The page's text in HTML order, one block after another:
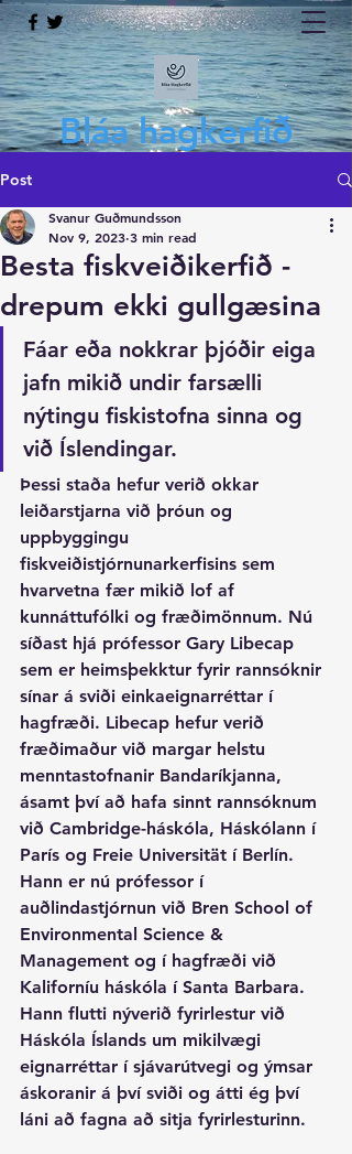
Bláa hagkerfið
Post
Besta fiskveiðikerfið -
drepum ekki gullgæsina
Svanur Guðmundsson
Nov 9, 2023 3 min read
Fáar eða nokkrar þjóðir eiga
jafn mikið undir farsælli
nýtingu fiskistofna sinna og
við Íslendingar.
Þessi staða hefur verið okkar
leiðarstjarna við þróun og
uppbyggingu
fiskveiðistjórnunarkerfisins sem
hvarvetna fær mikið lof af
kunnáttufólki og fræðimönnum. Nú
síðast hjá prófessor Gary Libecap
sem er heimsþekktur fyrir rannsóknir
sínar á sviði einkaeignarréttar í
hagfræði. Libecap hefur verið
fræðimaður við margar helstu
menntastofnanir Bandaríkjanna,
ásamt því að hafa sinnt rannsóknum
við Cambridge-háskóla, Háskólann í
París og Freie Universität í Berlín.
Hann er nú prófessor í
auðlindastjórnun við Bren School of
Environmental Science &
Management og í hagfræði við
Kaliforníu háskóla í Santa Barbara.
Hann flutti nýverið fyrirlestur við
Háskóla Íslands um mikilvægi
eignarréttar í sjávarútvegi og ýmsar
áskoranir á því sviði og átti ég því
láni að fagna að sitja fyrirlesturinn.